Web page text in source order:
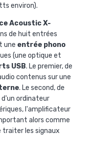
environ).
Acoustic X-
de huit entrées
une entrée phono
(une optique et
USB. Le premier, de
contenus sur une
. Le second, de
ordinateur
l'amplificateur
alors comme
traiter les signaux